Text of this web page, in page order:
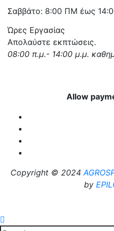
Σαββάτο: 8:00 ΠΜ έως
Ώρες Εργασίας
Απολαύστε εκπτώσεις.
08:00 π.μ.- 14:00 μ.μ.
Allow
Copyright © 2024
by